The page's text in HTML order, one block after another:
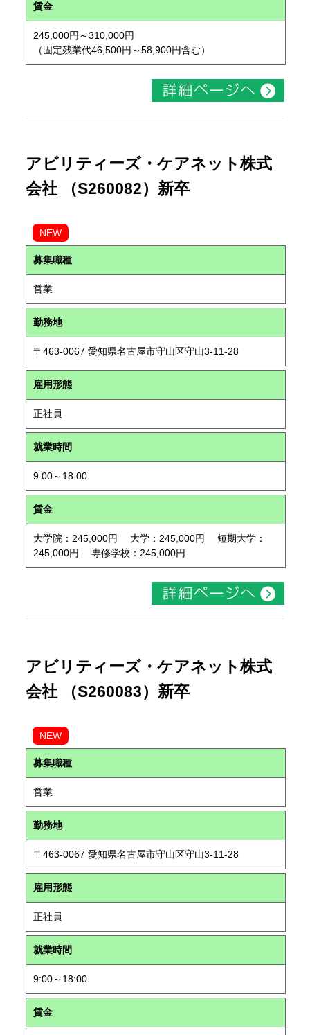
賃金
245,000円～310,000円
（固定残業代46,500円～58,900円含む）
アビリティーズ・ケアネット株式
会社 （S260082）新卒
NEW
募集職種
営業
勤務地
〒463-0067 愛知県名古屋市守山区守山3-11-28
雇用形態
正社員
就業時間
9:00～18:00
賃金
大学院：245,000円 大学：245,000円 短期大学：
245,000円 専修学校：245,000円
アビリティーズ・ケアネット株式
会社 （S260083）新卒
NEW
募集職種
営業
勤務地
〒463-0067 愛知県名古屋市守山区守山3-11-28
雇用形態
正社員
就業時間
9:00～18:00
賃金